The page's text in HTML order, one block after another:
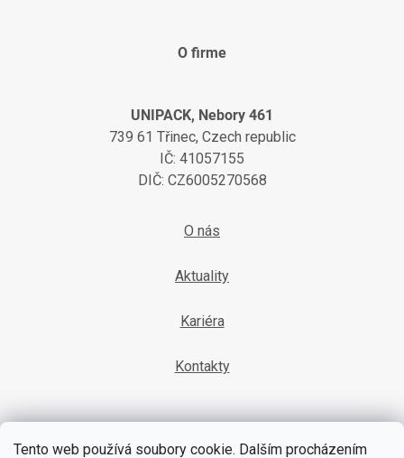
Tento web používá soubory cookie. Dalším procházením
O firme
UNIPACK, Nebory 461
739 61 Třinec, Czech republic
IČ: 41057155
DIČ: CZ6005270568
O nás
Aktuality
Kariéra
Kontakty